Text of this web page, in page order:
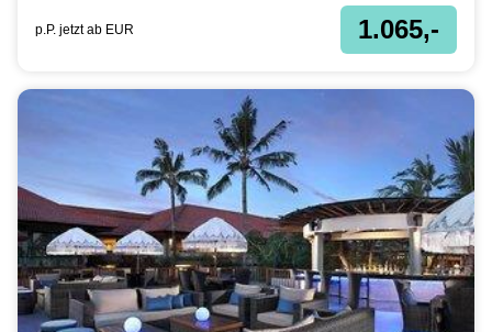
p.P. jetzt ab EUR 1.065,-